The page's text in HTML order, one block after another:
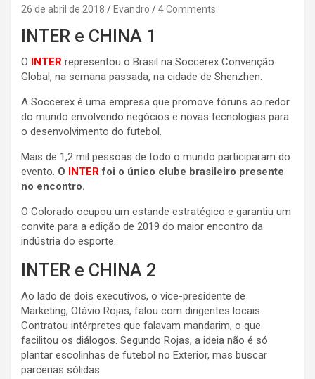
26 de abril de 2018 Evandro 4 Comments
INTER e CHINA 1
O INTER representou o Brasil na Soccerex Convenção
Global, na semana passada, na cidade de Shenzhen.
A Soccerex é uma empresa que promove fóruns ao redor
do mundo envolvendo negócios e novas tecnologias para
o desenvolvimento do futebol.
Mais de 1,2 mil pessoas de todo o mundo participaram do
evento. O INTERfoi o único clube brasileiro presente
no encontro.
O Colorado ocupou um estande estratégico e garantiu um
convite para a edição de 2019 do maior encontro da
indústria do esporte.
INTER e CHINA 2
Ao lado de dois executivos, o vice-presidente de
Marketing, Otávio Rojas, falou com dirigentes locais.
Contratou intérpretes que falavam mandarim, o que
facilitou os diálogos. Segundo Rojas, a ideia não é só
plantar escolinhas de futebol no Exterior, mas buscar
parcerias sólidas.